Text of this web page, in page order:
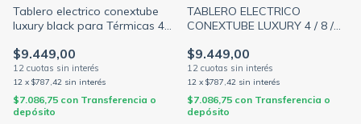
Tablero electrico conextube
luxury black para Térmicas 4 /
$9.449,00
12 x $787,42 sin interés
$7.086,75 con Transferencia o
depósito
TABLERO ELECTRICO
CONEXTUBE LUXURY 4 / 8 /
din
$9.449,00
12 x $787,42 sin interés
$7.086,75 con Transferencia o
depósito